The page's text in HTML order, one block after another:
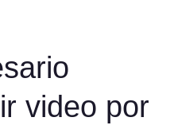
video por